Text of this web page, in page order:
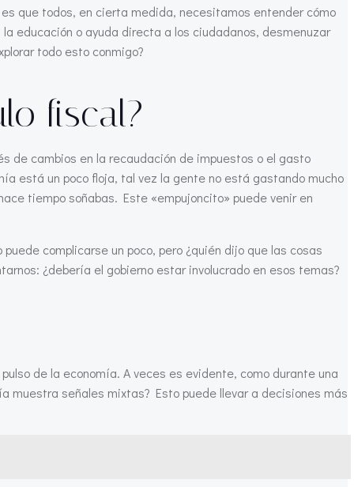
que todos, en cierta medida, necesitamos entender cómo
educación o ayuda directa a los ciudadanos, desmenuzar
todo esto conmigo?
fiscal?
de cambios en la recaudación de impuestos o el gasto
está un poco floja, tal vez la gente no está gastando mucho
tiempo soñabas. Este «empujoncito» puede venir en
complicarse un poco, pero ¿quién dijo que las cosas
¿debería el gobierno estar involucrado en esos temas?
de la economía. A veces es evidente, como durante una
muestra señales mixtas? Esto puede llevar a decisiones más